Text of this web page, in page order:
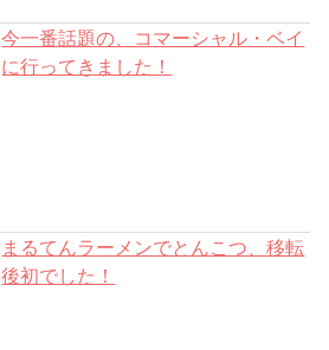
今一番話題の、コマーシャル・ベイ
に行ってきました！
まるてんラーメンでとんこつ、移転
後初でした！